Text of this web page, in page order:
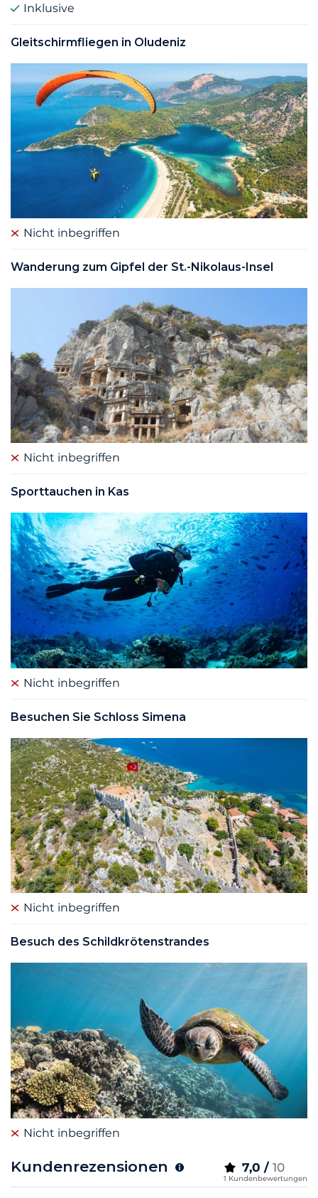
Inklusive
Gleitschirmfliegen in Oludeniz
Nicht inbegriffen
Wanderung zum Gipfel der St.-Nikolaus-Insel
Nicht inbegriffen
Sporttauchen in Kas
Nicht inbegriffen
Besuchen Sie Schloss Simena
Nicht inbegriffen
Besuch des Schildkrötenstrandes
Nicht inbegriffen
Kundenrezensionen 7,0 / 10
1 Kundenbewertungen